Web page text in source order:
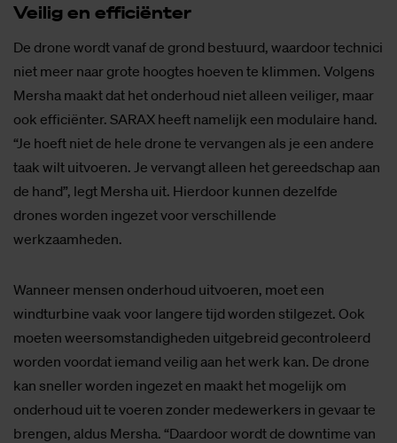
Vei­lig en ef­fi­ci­ën­ter
De drone wordt vanaf de grond bestuurd, waardoor technici
niet meer naar grote hoogtes hoeven te klimmen. Volgens
Mersha maakt dat het onderhoud niet alleen veiliger, maar
ook efficiënter. SARAX heeft namelijk een modulaire hand.
“Je hoeft niet de hele drone te vervangen als je een andere
taak wilt uitvoeren. Je vervangt alleen het gereedschap aan
de hand”, legt Mersha uit. Hierdoor kunnen dezelfde
drones worden ingezet voor verschillende
werkzaamheden.
Wanneer mensen onderhoud uitvoeren, moet een
windturbine vaak voor langere tijd worden stilgezet. Ook
moeten weersomstandigheden uitgebreid gecontroleerd
worden voordat iemand veilig aan het werk kan. De drone
kan sneller worden ingezet en maakt het mogelijk om
onderhoud uit te voeren zonder medewerkers in gevaar te
brengen, aldus Mersha. “Daardoor wordt de downtime van